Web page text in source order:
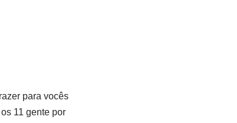
para vocês
11 gente por